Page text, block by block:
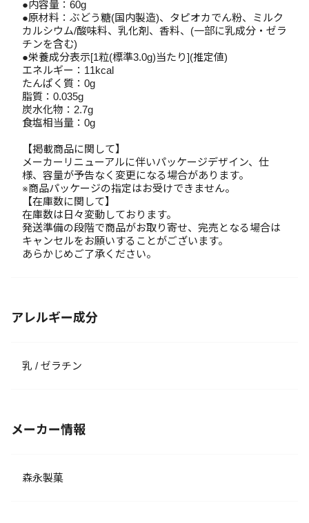
●内容量：60g
●原材料：ぶどう糖(国内製造)、タピオカでん粉、ミルク
カルシウム/酸味料、乳化剤、香料、(一部に乳成分・ゼラ
チンを含む)
●栄養成分表示[1粒(標準3.0g)当たり](推定値)
エネルギー：11kcal
たんぱく質：0g
脂質：0.035g
炭水化物：2.7g
食塩相当量：0g
【掲載商品に関して】
メーカーリニューアルに伴いパッケージデザイン、仕
様、容量が予告なく変更になる場合があります。
※商品パッケージの指定はお受けできません。
【在庫数に関して】
在庫数は日々変動しております。
発送準備の段階で商品がお取り寄せ、完売となる場合は
キャンセルをお願いすることがございます。
あらかじめご了承ください。
アレルギー成分
乳 / ゼラチン
メーカー情報
森永製菓